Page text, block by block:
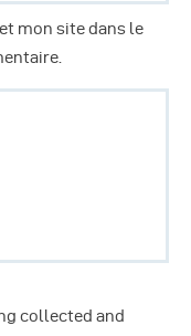
mon site dans le
collected and